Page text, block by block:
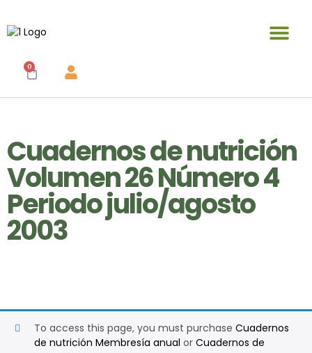
0
Cuadernos de nutrición
Volumen 26 Número 4
Periodo julio/agosto
2003
To access this page, you must purchase Cuadernos
de nutrición Membresía anual or Cuadernos de